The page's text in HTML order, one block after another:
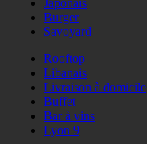
Japonais
Burger
Savoyard
Rooftop
Libanais
Livraison à domicile
Buffet
Bar à vins
Lyon 9